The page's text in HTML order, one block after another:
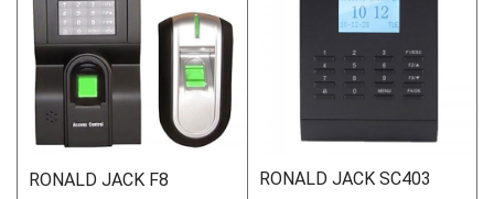
RONALD JACK F8
RONALD JACK SC403